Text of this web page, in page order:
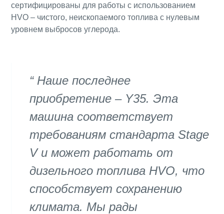
сертифицированы для работы с использованием
HVO – чистого, неископаемого топлива с нулевым
уровнем выбросов углерода.
Наше последнее
приобретение – Y35. Эта
машина соответствует
требованиям стандарта Stage
V и может работать от
дизельного топлива HVO, что
способствует сохранению
климата. Мы рады